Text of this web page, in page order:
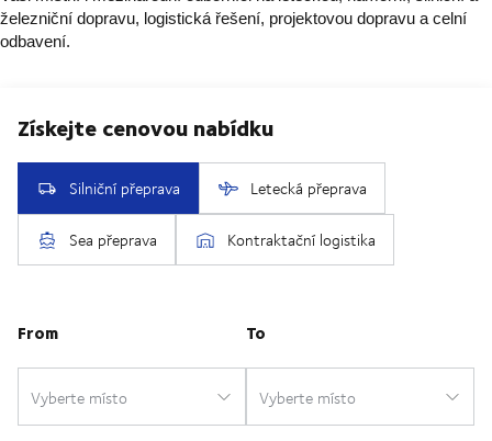
železniční dopravu, logistická řešení, projektovou dopravu a celní
odbavení.